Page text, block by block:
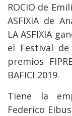
ROCIO de
ASFIXIA de
LA ASFIXIA
el Festival
premios
BAFICI 2019.
Tiene la
Federico